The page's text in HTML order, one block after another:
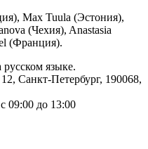
Max Tuula (Эстония),
(Чехия), Anastasia
(Франция).
языке.
Санкт-Петербург, 190068,
09:00 до 13:00